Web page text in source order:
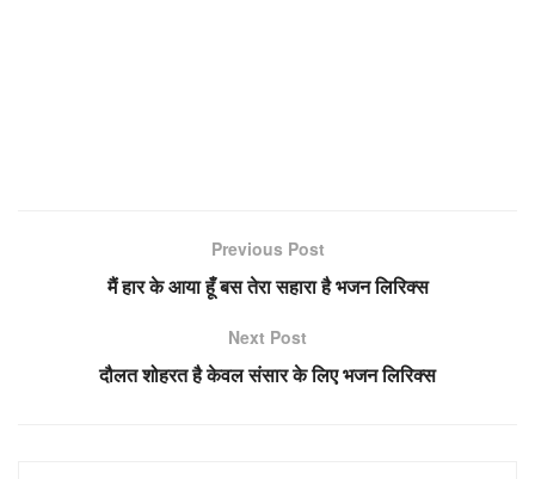
Previous Post
मैं हार के आया हूँ बस तेरा सहारा है भजन लिरिक्स
Next Post
दौलत शोहरत है केवल संसार के लिए भजन लिरिक्स